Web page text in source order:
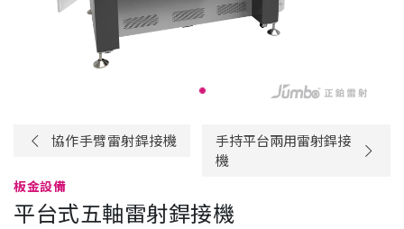
協作手臂雷射銲接機
手持平台兩用雷射銲接
機
板金設備
平台式五軸雷射銲接機